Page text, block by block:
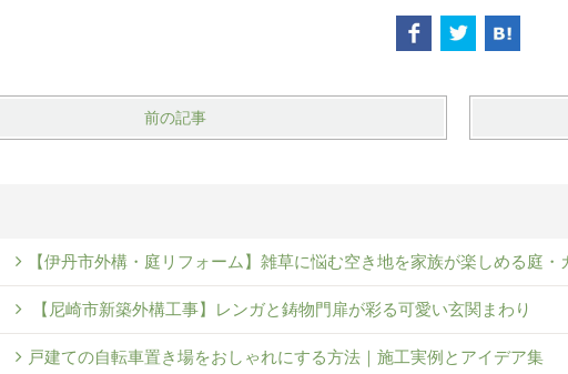
前の記事
【伊丹市外構・庭リフォーム】雑草に悩む空き地を家族が楽しめる庭・
【尼崎市新築外構工事】レンガと鋳物門扉が彩る可愛い玄関まわり
戸建ての自転車置き場をおしゃれにする方法｜施工実例とアイデア集